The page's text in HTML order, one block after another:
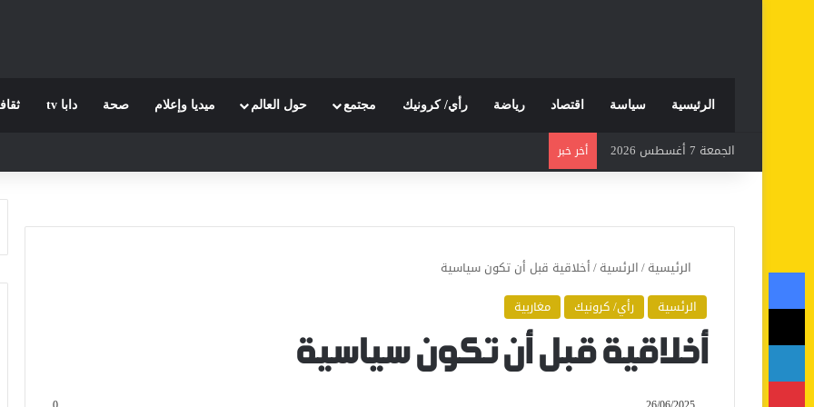
الرئيسية سياسة اقتصاد رياضة رأي/ كرونيك مجتمع حول العالم ميديا وإعلام صحة دابا tv
الجمعة 7 أغسطس 2026 أخر خبر
الرئيسية/الرئسية/أخلاقية قبل أن تكون سياسية
الرئسية
رأي/ كرونيك مغاربية
أخلاقية قبل أن تكون سياسية